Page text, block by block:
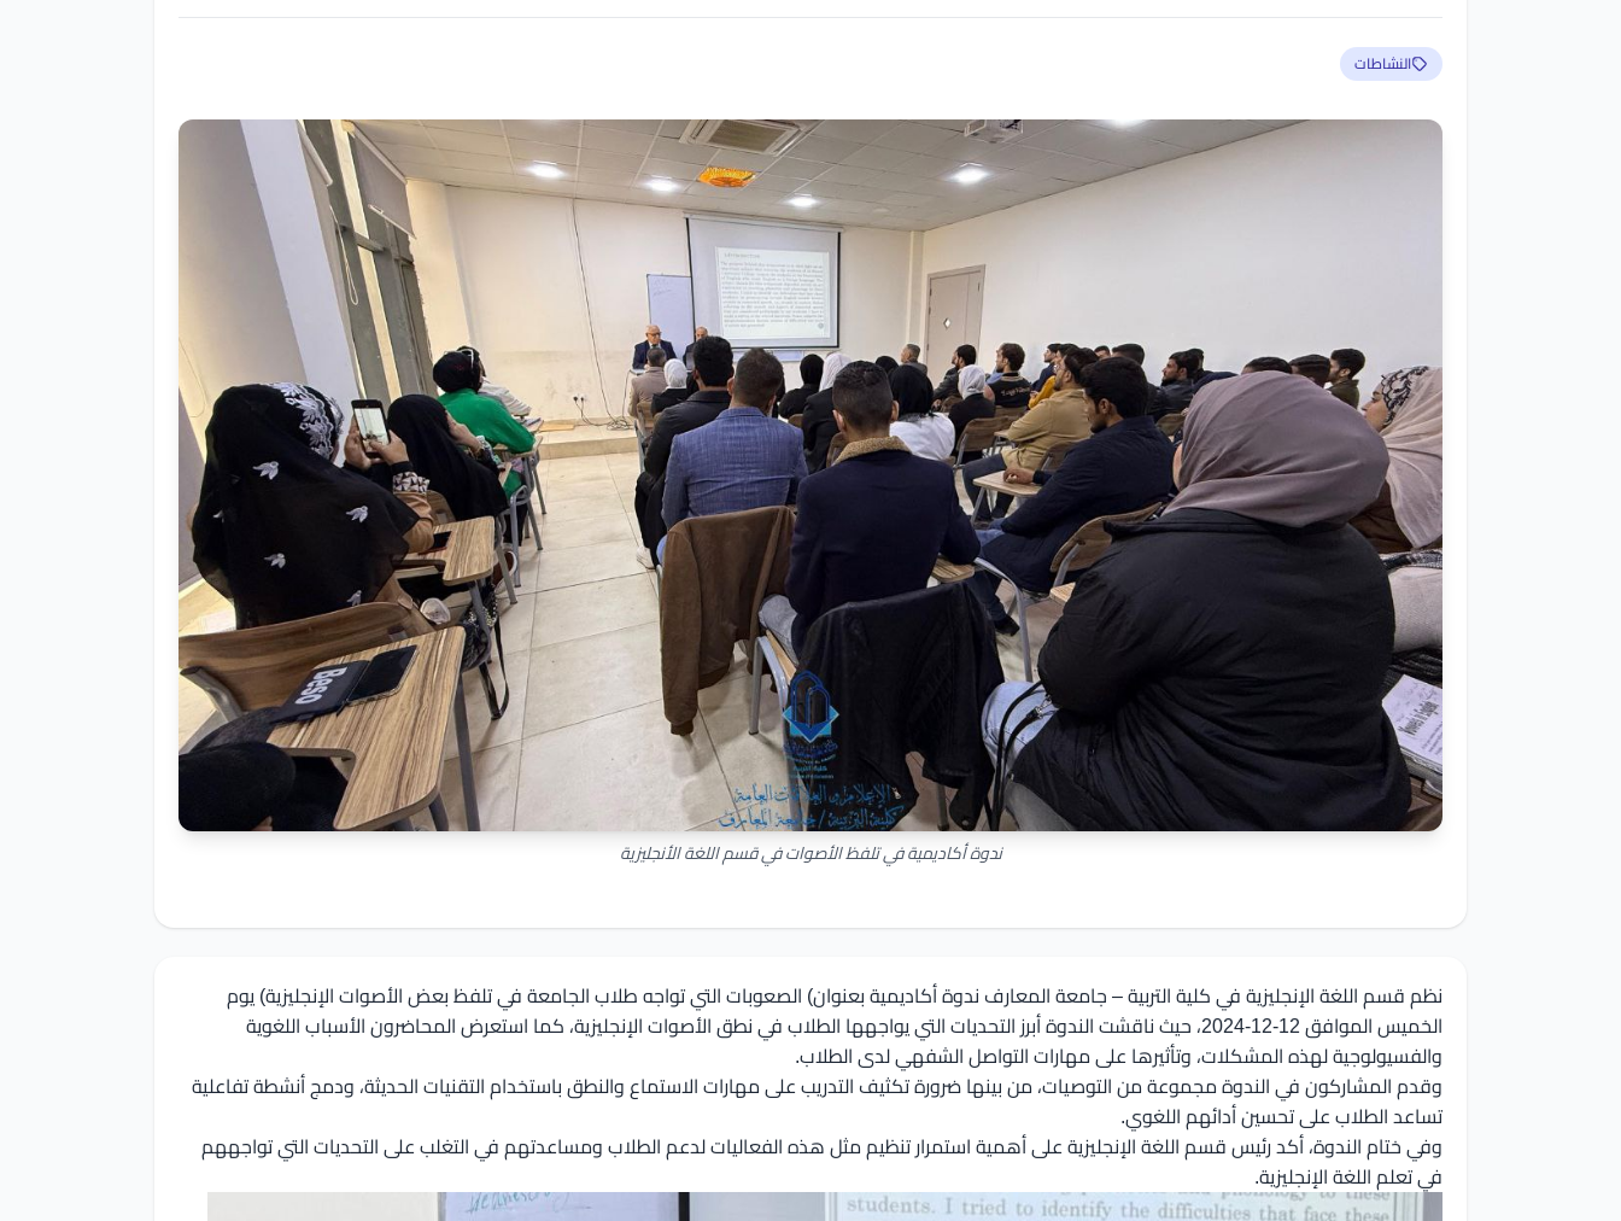
النشاطات
ندوة أكاديمية في تلفظ الأصوات في قسم اللغة الأنجليزية
نظم قسم اللغة الإنجليزية في كلية التربية – جامعة المعارف ندوة أكاديمية بعنوان) الصعوبات التي تواجه طلاب الجامعة في تلفظ بعض الأصوات الإنجليزية) يوم
الخميس الموافق 12-12-2024، حيث ناقشت الندوة أبرز التحديات التي يواجهها الطلاب في نطق الأصوات الإنجليزية، كما استعرض المحاضرون الأسباب اللغوية
والفسيولوجية لهذه المشكلات، وتأثيرها على مهارات التواصل الشفهي لدى الطلاب.
وقدم المشاركون في الندوة مجموعة من التوصيات، من بينها ضرورة تكثيف التدريب على مهارات الاستماع والنطق باستخدام التقنيات الحديثة، ودمج أنشطة تفاعلية
تساعد الطلاب على تحسين أدائهم اللغوي.
وفي ختام الندوة، أكد رئيس قسم اللغة الإنجليزية على أهمية استمرار تنظيم مثل هذه الفعاليات لدعم الطلاب ومساعدتهم في التغلب على التحديات التي تواجههم
في تعلم اللغة الإنجليزية.